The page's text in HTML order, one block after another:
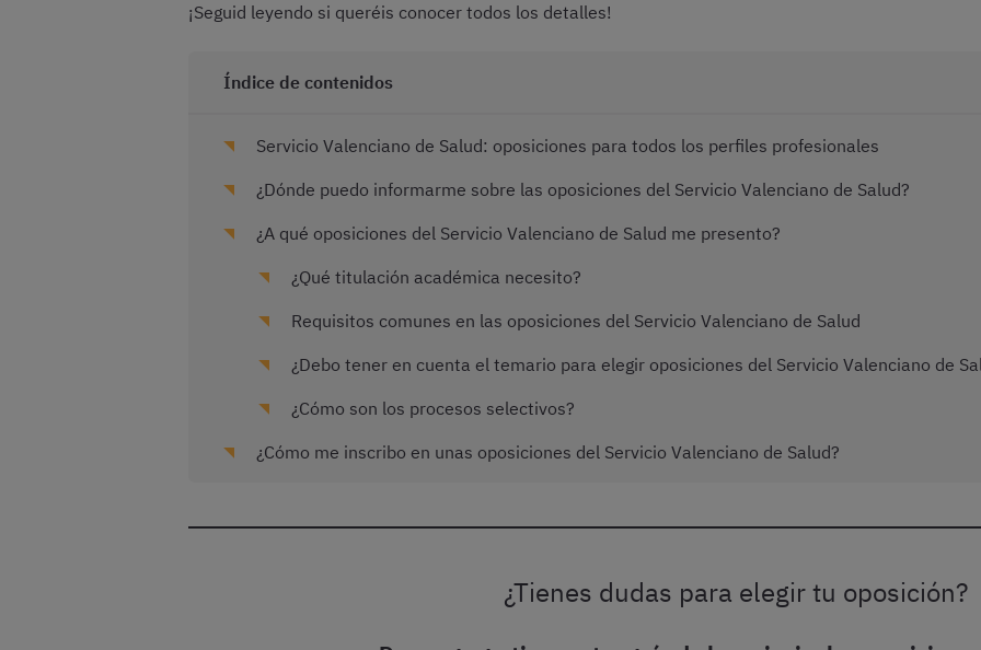
¡Seguid leyendo si queréis conocer todos los detalles!
Índice de contenidos
Servicio Valenciano de Salud: oposiciones para todos los perfiles profesionales
¿Dónde puedo informarme sobre las oposiciones del Servicio Valenciano de Salud?
¿A qué oposiciones del Servicio Valenciano de Salud me presento?
¿Qué titulación académica necesito?
Requisitos comunes en las oposiciones del Servicio Valenciano de Salud
¿Debo tener en cuenta el temario para elegir oposiciones del Servicio Valenciano de
¿Cómo son los procesos selectivos?
¿Cómo me inscribo en unas oposiciones del Servicio Valenciano de Salud?
¿Tienes dudas para elegir tu oposición?